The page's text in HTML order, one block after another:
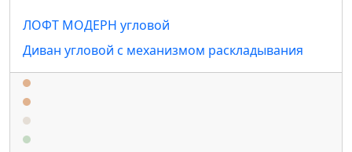
ЛОФТ МОДЕРН угловой
Диван угловой с механизмом раскладывания